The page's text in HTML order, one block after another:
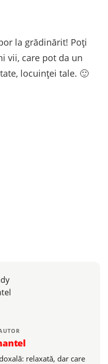
la grădinărit! Poți
vii, care pot da un
locuinței tale. 🙂
relaxată, dar care